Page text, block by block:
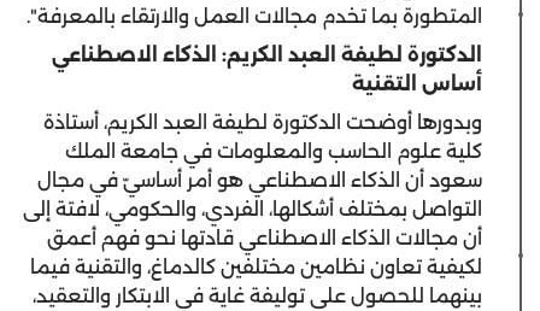
المتطورة بما تخدم مجالات العمل والارتقاء بالمعرفة".
الدكتورة لطيفة العبد الكريم: الذكاء الاصطناعي
أساس التقنية
وبدورها أوضحت الدكتورة لطيفة العبد الكريم، أستاذة
كلية علوم الحاسب والمعلومات في جامعة الملك
سعود أن الذكاء الاصطناعي هو أمر أساسيّ في مجال
التواصل بمختلف أشكالها، الفردي، والحكومي، لافتة إلى
أن مجالات الذكاء الاصطناعي قادتها نحو فهم أعمق
لكيفية تعاون نظامين مختلفين كالدماغ، والتقنية فيما
بينهما للحصول على توليفة غاية في الابتكار والتعقيد،